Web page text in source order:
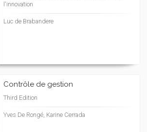
l'innovation
Luc de Brabandere
Contrôle de gestion
Third Edition
Yves De Rongé, Karine Cerrada